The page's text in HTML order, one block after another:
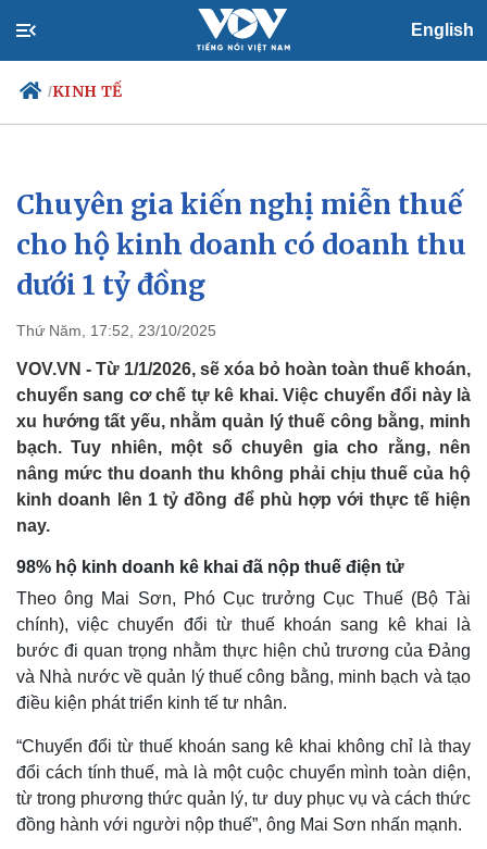
English
/KINH TẾ
Chính trị
Đảng
Tổ chức nhân sự
Quốc hội
Nhận diện sự thật
Xã hội
Tin 24h
Dự báo thời tiết
Chuyên gia kiến nghị miễn thuế
cho hộ kinh doanh có doanh thu
dưới 1 tỷ đồng
Thứ Năm, 17:52, 23/10/2025
VOV.VN - Từ 1/1/2026, sẽ xóa bỏ hoàn toàn thuế khoán,
chuyển sang cơ chế tự kê khai. Việc chuyển đổi này là
xu hướng tất yếu, nhằm quản lý thuế công bằng, minh
bạch. Tuy nhiên, một số chuyên gia cho rằng, nên
nâng mức thu doanh thu không phải chịu thuế của hộ
kinh doanh lên 1 tỷ đồng để phù hợp với thực tế hiện
nay.
98% hộ kinh doanh kê khai đã nộp thuế điện tử
Theo ông Mai Sơn, Phó Cục trưởng Cục Thuế (Bộ Tài
chính), việc chuyển đổi từ thuế khoán sang kê khai là
bước đi quan trọng nhằm thực hiện chủ trương của Đảng
và Nhà nước về quản lý thuế công bằng, minh bạch và tạo
điều kiện phát triển kinh tế tư nhân.
“Chuyển đổi từ thuế khoán sang kê khai không chỉ là thay
đổi cách tính thuế, mà là một cuộc chuyển mình toàn diện,
từ trong phương thức quản lý, tư duy phục vụ và cách thức
đồng hành với người nộp thuế”, ông Mai Sơn nhấn mạnh.